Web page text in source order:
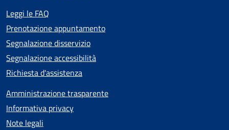
Leggi le FAQ
Prenotazione appuntamento
Segnalazione disservizio
Segnalazione accessibilità
Richiesta d'assistenza
Amministrazione trasparente
Informativa privacy
Note legali